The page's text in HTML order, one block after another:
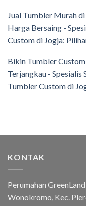
Jual Tumbler Murah
Harga Bersaing -
Custom di Jogja:
Bikin Tumbler
Terjangkau - Spesialis
Tumbler Custom di
KONTAK
Perumahan
Wonokromo, Kec.